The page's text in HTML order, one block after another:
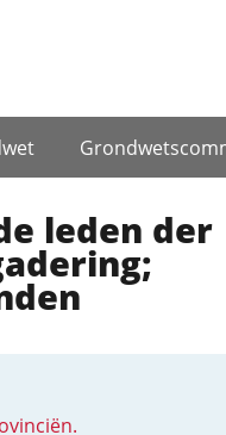
leden der